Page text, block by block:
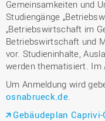
Gemeinsamkeiten und
Studiengänge
„Betriebswirtschaft im
Betriebswirtschaft und
vor. Studieninhalte,
werden thematisiert. Im
Um Anmeldung wird
osnabrueck.de.
Gebäudeplan